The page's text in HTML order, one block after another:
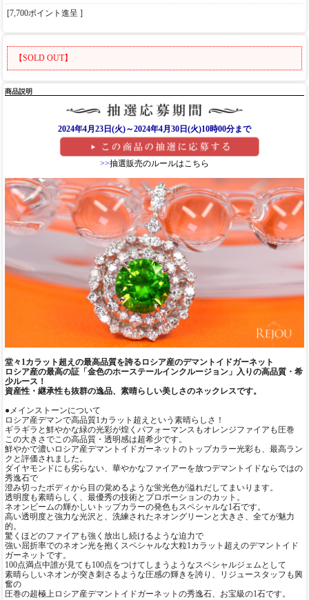
[7,700ポイント進呈 ]
【SOLD OUT】
商品説明
2024年4月23日(火)～2024年4月30日(火)10時00分まで
>>抽選販売のルールはこちら
堂々1カラット超えの最高品質を誇るロシア産のデマントイドガーネット
ロシア産の最高の証「金色のホーステールインクルージョン」入りの高品質・希
少ルース！
資産性・継承性も抜群の逸品、素晴らしい美しさのネックレスです。
●メインストーンについて
ロシア産デマンで高品質1カラット超えという素晴らしさ！
ギラギラと鮮やかな緑の光彩が煌くパフォーマンスもオレンジファイアも圧巻
この大きさでこの高品質・透明感は超希少です。
鮮やかで濃いロシア産デマントイドガーネットのトップカラー光彩も、最高ラン
クと評価されました。
ダイヤモンドにも劣らない、華やかなファイアーを放つデマントイドならではの
秀逸石で
澄み切ったボディから目の覚めるような蛍光色が溢れだしてまいります。
透明度も素晴らしく、最優秀の技術とプロポーションのカット。
ネオンビームの輝かしいトップカラーの発色もスペシャルな1石です。
高い透明度と強力な光沢と、洗練されたネオングリーンと大きさ、全てが魅力
的。
驚くほどのファイアも強く放出し続けるような迫力で
強い屈折率でのネオン光を抱くスペシャルな大粒1カラット超えのデマントイド
ガーネットです。
100点満点中誰が見ても100点をつけてしまうようなスペシャルジェムとして
素晴らしいネオンが突き刺さるような圧感の輝きを誇り、リジュースタッフも興
奮の
圧巻の超極上ロシア産デマントイドガーネットの秀逸石、お宝級の1石です。